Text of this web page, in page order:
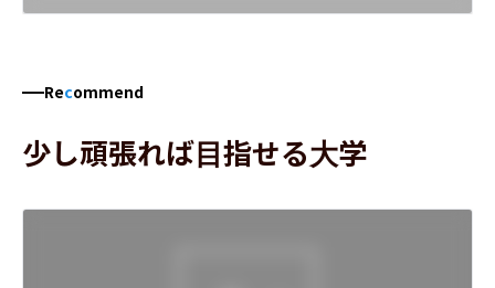
Recommend
少し頑張れば目指せる大学